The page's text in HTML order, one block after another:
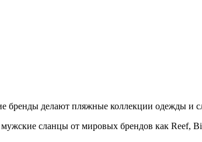
делают пляжные коллекции одежды и
сланцы от мировых брендов как Reef,